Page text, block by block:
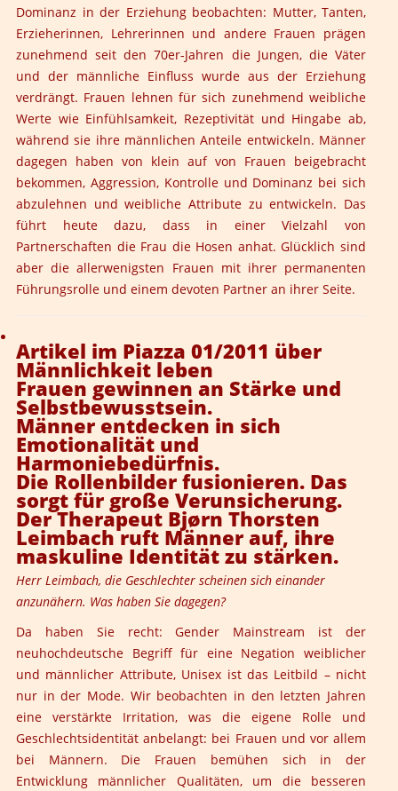
Dominanz in der Erziehung beobachten: Mutter, Tanten,
Erzieherinnen, Lehrerinnen und andere Frauen prägen
zunehmend seit den 70er-Jahren die Jungen, die Väter
und der männliche Einfluss wurde aus der Erziehung
verdrängt. Frauen lehnen für sich zunehmend weibliche
Werte wie Einfühlsamkeit, Rezeptivität und Hingabe ab,
während sie ihre männlichen Anteile entwickeln. Männer
dagegen haben von klein auf von Frauen beigebracht
bekommen, Aggression, Kontrolle und Dominanz bei sich
abzulehnen und weibliche Attribute zu entwickeln. Das
führt heute dazu, dass in einer Vielzahl von
Partnerschaften die Frau die Hosen anhat. Glücklich sind
aber die allerwenigsten Frauen mit ihrer permanenten
Führungsrolle und einem devoten Partner an ihrer Seite.
Artikel im Piazza 01/2011 über
Männlichkeit leben
Frauen gewinnen an Stärke und
Selbstbewusstsein.
Männer entdecken in sich
Emotionalität und
Harmoniebedürfnis.
Die Rollenbilder fusionieren. Das
sorgt für große Verunsicherung.
Der Therapeut Bjørn Thorsten
Leimbach ruft Männer auf, ihre
maskuline Identität zu stärken.
Herr Leimbach, die Geschlechter scheinen sich einander
anzunähern. Was haben Sie dagegen?
Da haben Sie recht: Gender Mainstream ist der
neuhochdeutsche Begriff für eine Negation weiblicher
und männlicher Attribute, Unisex ist das Leitbild – nicht
nur in der Mode. Wir beobachten in den letzten Jahren
eine verstärkte Irritation, was die eigene Rolle und
Geschlechtsidentität anbelangt: bei Frauen und vor allem
bei Männern. Die Frauen bemühen sich in der
Entwicklung männlicher Qualitäten, um die besseren